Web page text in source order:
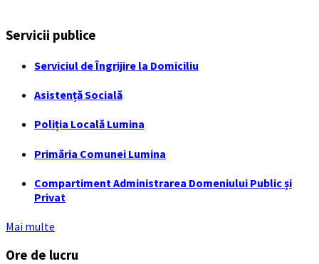
Servicii publice
Serviciul de Îngrijire la Domiciliu
Asistență Socială
Poliția Locală Lumina
Primăria Comunei Lumina
Compartiment Administrarea Domeniului Public și
Privat
Mai multe
Ore de lucru